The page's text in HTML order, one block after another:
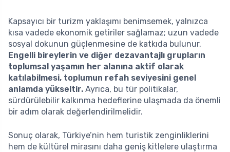
Kapsayıcı bir turizm yaklaşımı benimsemek, yalnızca
kısa vadede ekonomik getiriler sağlamaz; uzun vadede
sosyal dokunun güçlenmesine de katkıda bulunur.
Engelli bireylerin ve diğer dezavantajlı grupların
toplumsal yaşamın her alanına aktif olarak
katılabilmesi, toplumun refah seviyesini genel
anlamda yükseltir. Ayrıca, bu tür politikalar,
sürdürülebilir kalkınma hedeflerine ulaşmada da önemli
bir adım olarak değerlendirilmelidir.
Sonuç olarak, Türkiye’nin hem turistik zenginliklerini
hem de kültürel mirasını daha geniş kitlelere ulaştırma